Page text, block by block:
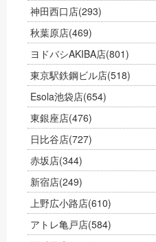
神田西口店(293)
秋葉原店(469)
ヨドバシAKIBA店(801)
東京駅鉄鋼ビル店(518)
Esola池袋店(654)
東銀座店(476)
日比谷店(727)
赤坂店(344)
新宿店(249)
上野広小路店(610)
アトレ亀戸店(584)